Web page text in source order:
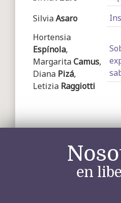
SilviaAsaro
Hortensia
Espínola,
MargaritaCamus,
Diana Pizá,
Letizia Raggiotti
en